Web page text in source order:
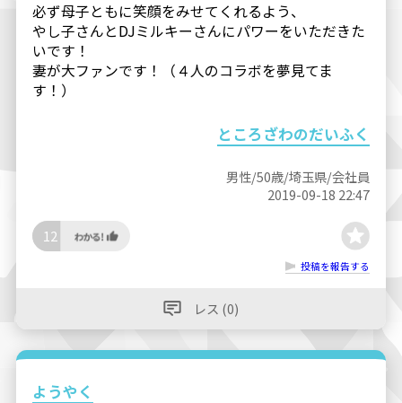
必ず母子ともに笑顔をみせてくれるよう、
やし子さんとDJミルキーさんにパワーをいただきた
いです！
妻が大ファンです！（４人のコラボを夢見てま
す！）
ところざわのだいふく
男性/50歳/埼玉県/会社員
2019-09-18 22:47
12
投稿を報告する
レス (0)
ようやく